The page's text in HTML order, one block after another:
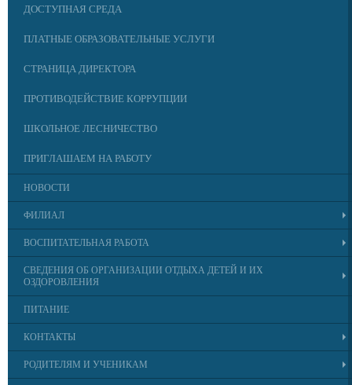
ДОСТУПНАЯ СРЕДА
ПЛАТНЫЕ ОБРАЗОВАТЕЛЬНЫЕ УСЛУГИ
СТРАНИЦА ДИРЕКТОРА
ПРОТИВОДЕЙСТВИЕ КОРРУПЦИИ
ШКОЛЬНОЕ ЛЕСНИЧЕСТВО
ПРИГЛАШАЕМ НА РАБОТУ
НОВОСТИ
ФИЛИАЛ
ВОСПИТАТЕЛЬНАЯ РАБОТА
СВЕДЕНИЯ ОБ ОРГАНИЗАЦИИ ОТДЫХА ДЕТЕЙ И ИХ
ОЗДОРОВЛЕНИЯ
ПИТАНИЕ
КОНТАКТЫ
РОДИТЕЛЯМ И УЧЕНИКАМ